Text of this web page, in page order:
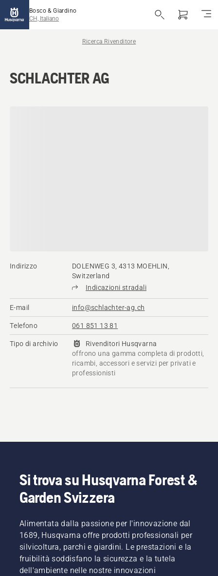
Bosco & Giardino
CH, Italiano
Ricerca Rivenditore
SCHLACHTER AG
Indirizzo
DOLENWEG 3, 4313 MOEHLIN,
Switzerland
Indicazioni stradali
E-mail info@schlachter-ag.ch
Telefono 061 851 13 81
Tipo di archivio
Rivenditori Husqvarna​
offrono una gamma completa di prodotti,
ricambi, accessori e servizi per privati e
professionisti
Si trova su Husqvarna Forest &
Garden Svizzera
Alimentata dalla passione per l'innovazione dal
1689, Husqvarna offre prodotti professionali per
silvicoltura, parchi e giardini. Le prestazioni e la
fruibilità soddisfano la sicurezza e la tutela
dell'ambiente nelle nostre innovazioni